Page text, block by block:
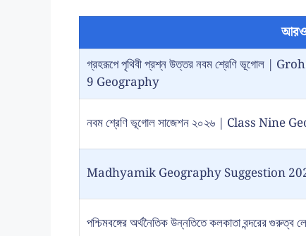
গ্রহরূপে পৃথিবী প্রশ্ন উত্তর নবম শ্রেণি
9 Geography
নবম শ্রেণি ভূগোল সাজেশন ২০২৬ | Class
Madhyamik Geography Suggestion
পশ্চিমবঙ্গের অর্থনৈতিক উন্নতিতে কলকাতা বন্দরের গুরুত্ব